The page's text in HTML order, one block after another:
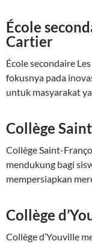
École
Cartier
École secondaire
fokusnya pada
untuk masyarakat
Collège
Collège Saint-
mendukung bagi
mempersiapkan
Collège
Collège d’Youville